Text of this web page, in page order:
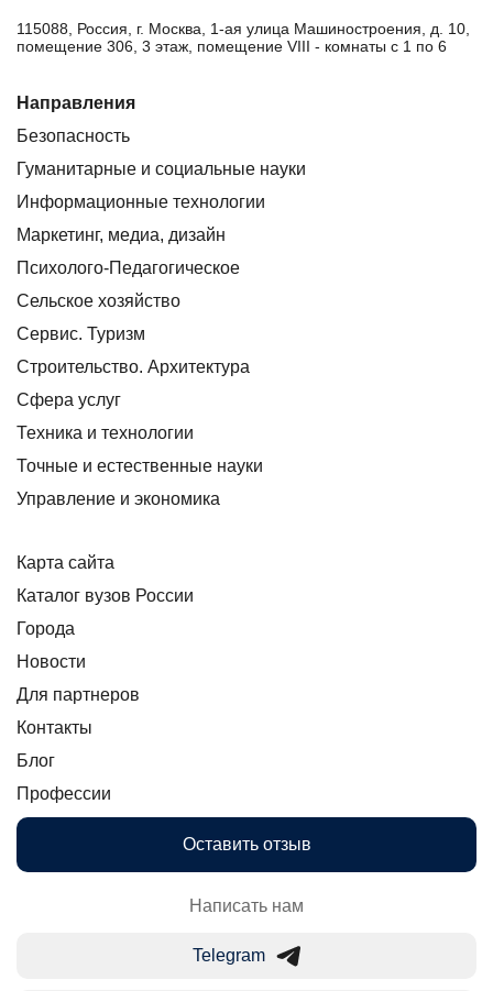
115088, Россия, г. Москва, 1-ая улица Машиностроения, д. 10,
помещение 306, 3 этаж, помещение VIII - комнаты с 1 по 6
Направления
Безопасность
Гуманитарные и социальные науки
Информационные технологии
Маркетинг, медиа, дизайн
Психолого-Педагогическое
Сельское хозяйство
Сервис. Туризм
Строительство. Архитектура
Сфера услуг
Техника и технологии
Точные и естественные науки
Управление и экономика
Карта сайта
Каталог вузов России
Города
Новости
Для партнеров
Контакты
Блог
Профессии
Оставить отзыв
Написать нам
Telegram